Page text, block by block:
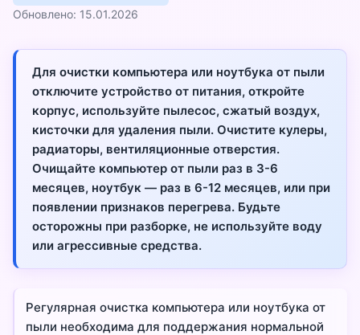
Обновлено: 15.01.2026
Для очистки компьютера или ноутбука от пыли
отключите устройство от питания, откройте
корпус, используйте пылесос, сжатый воздух,
кисточки для удаления пыли. Очистите кулеры,
радиаторы, вентиляционные отверстия.
Очищайте компьютер от пыли раз в 3-6
месяцев, ноутбук — раз в 6-12 месяцев, или при
появлении признаков перегрева. Будьте
осторожны при разборке, не используйте воду
или агрессивные средства.
Регулярная очистка компьютера или ноутбука от
пыли необходима для поддержания нормальной